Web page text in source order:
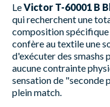
LeVictor T-60001 B
qui recherchent une
composition spécifique
confère au textile une
d'exécuter des smashs
aucune contrainte
sensation de "seconde
plein match.